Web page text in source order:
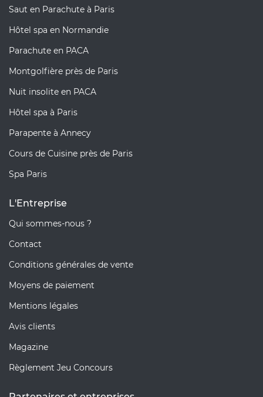
Saut en Parachute à Paris
Hôtel spa en Normandie
Parachute en PACA
Montgolfière près de Paris
Nuit insolite en PACA
Hôtel spa à Paris
Parapente à Annecy
Cours de Cuisine près de Paris
Spa Paris
L'Entreprise
Qui sommes-nous ?
Contact
Conditions générales de vente
Moyens de paiement
Mentions légales
Avis clients
Magazine
Règlement Jeu Concours